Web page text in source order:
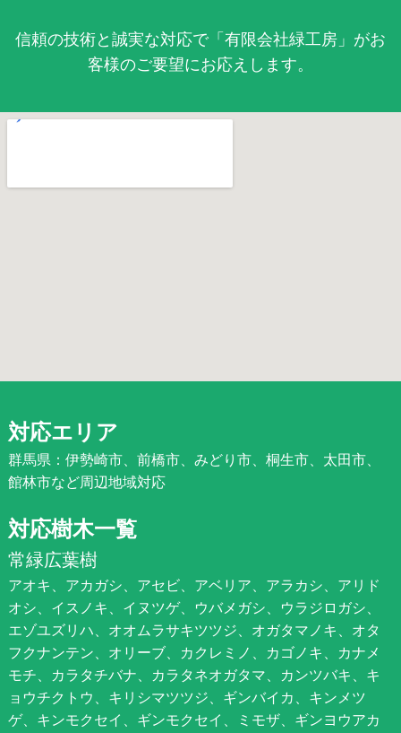
信頼の技術と誠実な対応で「有限会社緑工房」がお
客様のご要望にお応えします。
対応エリア
群馬県：伊勢崎市、前橋市、みどり市、桐生市、太田市、
館林市など周辺地域対応
対応樹木一覧
常緑広葉樹
アオキ、アカガシ、アセビ、アベリア、アラカシ、アリド
オシ、イスノキ、イヌツゲ、ウバメガシ、ウラジロガシ、
エゾユズリハ、オオムラサキツツジ、オガタマノキ、オタ
フクナンテン、オリーブ、カクレミノ、カゴノキ、カナメ
モチ、カラタチバナ、カラタネオガタマ、カンツバキ、キ
ョウチクトウ、キリシマツツジ、ギンバイカ、キンメツ
ゲ、キンモクセイ、ギンモクセイ、ミモザ、ギンヨウアカ